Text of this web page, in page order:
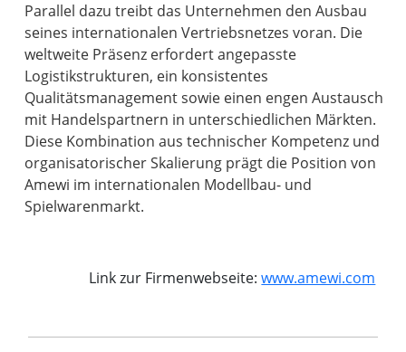
Parallel dazu treibt das Unternehmen den Ausbau
seines internationalen Vertriebsnetzes voran. Die
weltweite Präsenz erfordert angepasste
Logistikstrukturen, ein konsistentes
Qualitätsmanagement sowie einen engen Austausch
mit Handelspartnern in unterschiedlichen Märkten.
Diese Kombination aus technischer Kompetenz und
organisatorischer Skalierung prägt die Position von
Amewi im internationalen Modellbau- und
Spielwarenmarkt.
Link zur Firmenwebseite:www.amewi.com